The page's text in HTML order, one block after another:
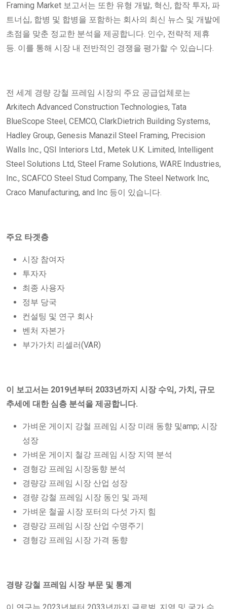
Framing Market 보고서는 또한 유형 개발, 혁신, 합작 투자, 파
트너십, 합병 및 합병을 포함하는 회사의 최신 뉴스 및 개발에
초점을 맞춘 정교한 분석을 제공합니다. 인수, 전략적 제휴
등. 이를 통해 시장 내 전반적인 경쟁을 평가할 수 있습니다.
전 세계 경량 강철 프레임 시장의 주요 공급업체로는
Arkitech Advanced Construction Technologies, Tata
BlueScope Steel, CEMCO, ClarkDietrich Building Systems,
Hadley Group, Genesis Manazil Steel Framing, Precision
Walls Inc., QSI Interiors Ltd., Metek U.K. Limited, Intelligent
Steel Solutions Ltd, Steel Frame Solutions, WARE Industries,
Inc., SCAFCO Steel Stud Company, The Steel Network Inc,
Craco Manufacturing, and Inc 등이 있습니다.
주요 타겟층
시장 참여자
투자자
최종 사용자
정부 당국
컨설팅 및 연구 회사
벤처 자본가
부가가치 리셀러(VAR)
이 보고서는 2019년부터 2033년까지 시장 수익, 가치, 규모
추세에 대한 심층 분석을 제공합니다.
가벼운 게이지 강철 프레임 시장 미래 동향 및amp; 시장
성장
가벼운 게이지 철강 프레임 시장 지역 분석
경형강 프레임 시장동향 분석
경량강 프레임 시장 산업 성장
경량 강철 프레임 시장 동인 및 과제
가벼운 철골 시장 포터의 다섯 가지 힘
경량강 프레임 시장 산업 수명주기
경형강 프레임 시장 가격 동향
경량 강철 프레임 시장 부문 및 통계